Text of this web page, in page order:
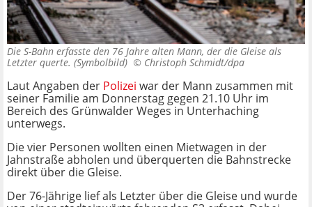
Die S-Bahn erfasste den 76 Jahre alten Mann, der die Gleise als
Letzter querte. (Symbolbild) © Christoph Schmidt/dpa
Laut Angaben der Polizei war der Mann zusammen mit
seiner Familie am Donnerstag gegen 21.10 Uhr im
Bereich des Grünwalder Weges in Unterhaching
unterwegs.
Die vier Personen wollten einen Mietwagen in der
Jahnstraße abholen und überquerten die Bahnstrecke
direkt über die Gleise.
Der 76-Jährige lief als Letzter über die Gleise und wurde